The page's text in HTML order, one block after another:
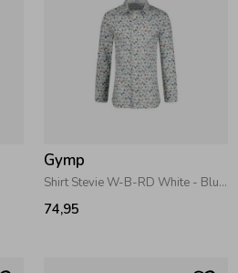
Gymp
Shirt Stevie W-B-RD White - Blue - Red
74,95